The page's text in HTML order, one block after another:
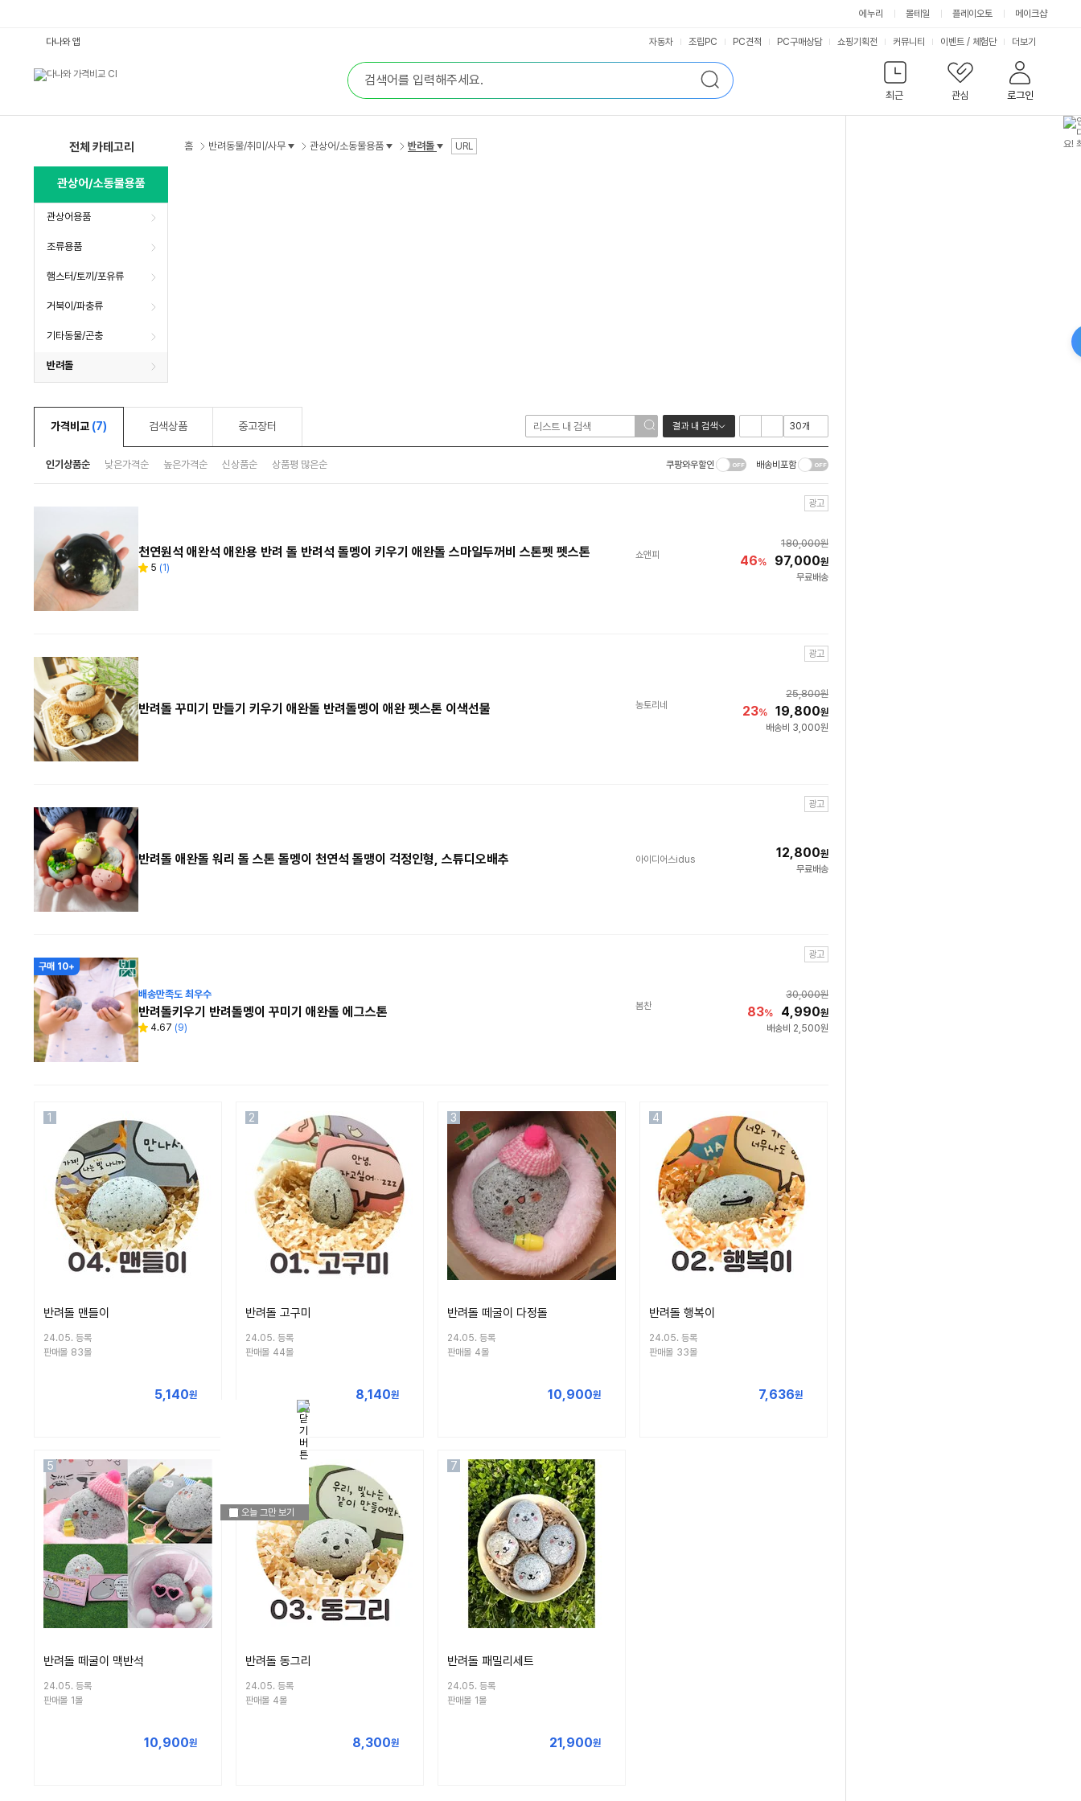
에누리 몰테일 플레이오토
메이크샵
합
검
색
검
색
최근
관심 로그인
다나와 앱 자동차 조립PC PC견적 PC구매상담 쇼핑기획전 커뮤니티 이벤트 / 체험단 서
비
스
더보기
전체 카테고리
관상어/소동물용품
관상어용품
조류용품
햄스터/토끼/포유류
거북이/파충류
기타동물/곤충
반려돌
홈 반려동물/취미/사무 관상어/소동물용품 반려돌 URL
가격비교 (7) 검색상품 중고장터 결과 내 검색
오늘 그만 보기
인기상품순 낮은가격순 높은가격순 신상품순 상품평 많은순 쿠팡와우할인 배송비포함
광고
천연원석 애완석 애완용 반려 돌 반려석 돌멩이 키우기 애완돌 스마일두꺼비 스톤펫 펫스톤
별 5
리
(1)
쇼앤피
180,000원
46% 97,000원
무료배송
광고
반려돌 꾸미기 만들기 키우기 애완돌 반려돌멩이 애완 펫스톤 이색선물 농토리네
25,800원
23% 19,800원
배송비 3,000원
광고
반려돌 애완돌 워리 돌 스톤 돌멩이 천연석 돌맹이 걱정인형, 스튜디오배추 아이디어스idus 12,800원
무료배송
광고
구매 10+
배송만족도 최우수
반려돌키우기 반려돌멩이 꾸미기 애완돌 에그스톤
별
점
4.67
리
(9)
봄찬
30,000원
83% 4,990원
배송비 2,500원
1
반려돌 맨들이
24.05. 등록
판매몰 83몰
5,140원
2
반려돌 고구미
24.05. 등록
판매몰 44몰
8,140원
3
반려돌 떼굴이 다정돌
24.05. 등록
판매몰 4몰
10,900원
4
반려돌 행복이
24.05. 등록
판매몰 33몰
7,636원
5
반려돌 떼굴이 맥반석
24.05. 등록
판매몰 1몰
10,900원
반려돌 동그리
24.05. 등록
판매몰 4몰
8,300원
7
반려돌 패밀리세트
24.05. 등록
판매몰 1몰
21,900원